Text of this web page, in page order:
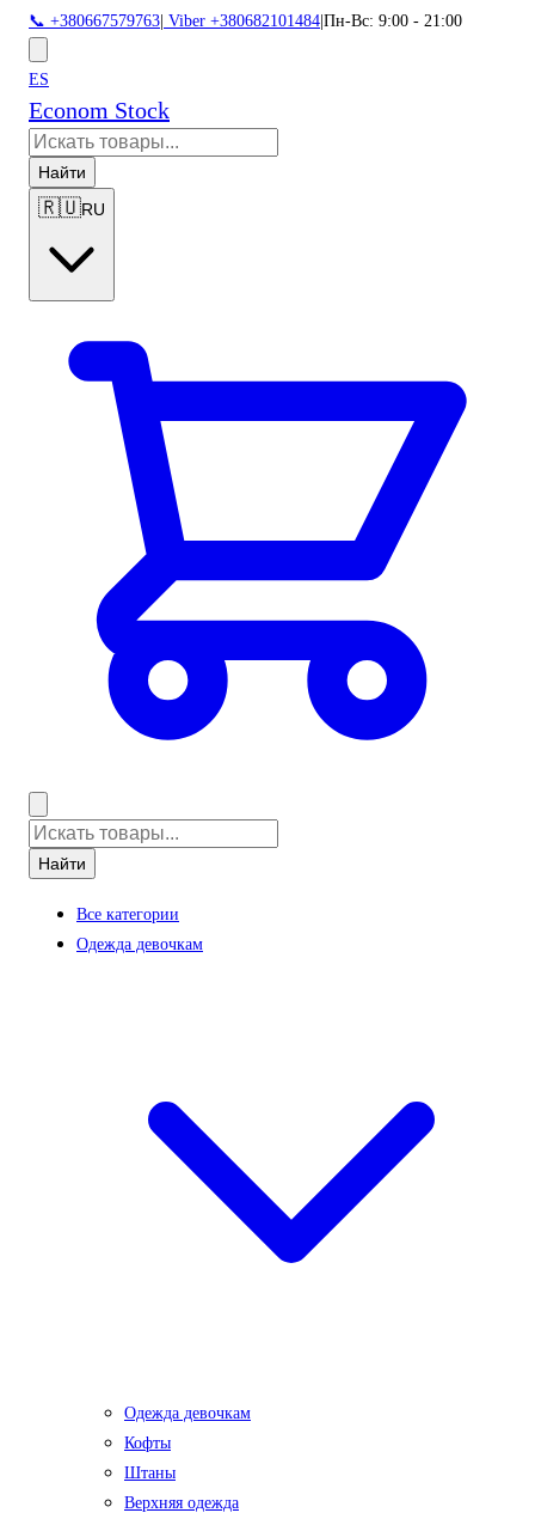
📞 +380667579763 Viber +380682101484 Пн-Вс: 9:00 - 21:00
ES
Econom Stock
Найти
🇷🇺RU
Найти
Все категории
Одежда девочкам
Одежда девочкам
Кофты
Штаны
Верхняя одежда